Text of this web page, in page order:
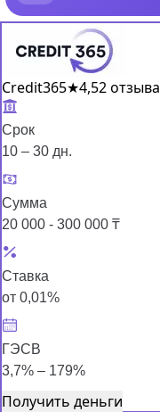
Credit365★4,52 отзыва
Срок
10 – 30 дн.
Сумма
20 000 - 300 000 ₸
Ставка
от 0,01%
ГЭСВ
3,7% – 179%
Получить деньги